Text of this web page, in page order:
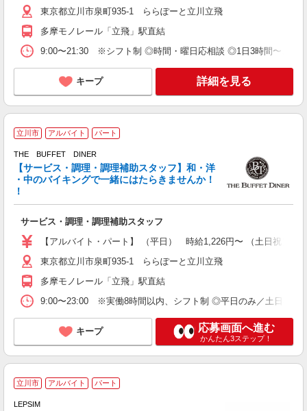
東京都立川市泉町935-1 ららぽーと立川立飛
多摩モノレール「立飛」駅直結
9:00〜21:30 ※シフト制 ◎時間・曜日応相談 ◎1日3時間〜、週3
キープ 詳細を見る
立川市 アルバイト パート
THE BUFFET DINER
【サービス・調理・調理補助スタッフ】和・洋
・中のバイキングで一緒にはたらきませんか！
！
サービス・調理・調理補助スタッフ
【アルバイト・パート】 （平日） 時給1,226円〜 （土日祝）
東京都立川市泉町935-1 ららぽーと立川立飛
多摩モノレール「立飛」駅直結
9:00〜23:00 ※実働8時間以内、シフト制 ◎平日のみ／土日祝の
キープ 応募画面へ進む
かんたん3ステップ！
立川市 アルバイト パート
LEPSIM